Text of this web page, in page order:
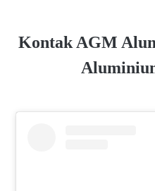
Kontak AGM